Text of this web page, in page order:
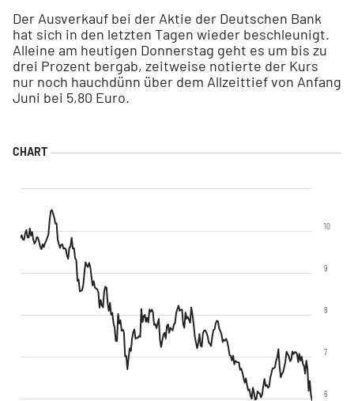
Der Ausverkauf bei der Aktie der Deutschen Bank
hat sich in den letzten Tagen wieder beschleunigt.
Alleine am heutigen Donnerstag geht es um bis zu
drei Prozent bergab, zeitweise notierte der Kurs
nur noch hauchdünn über dem Allzeittief von Anfang
Juni bei 5,80 Euro.
6
7
8
9
10